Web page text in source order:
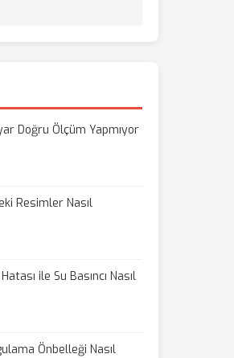
Doğru Ölçüm Yapmıyor
Resimler Nasıl
ile Su Basıncı Nasıl
Önbelleği Nasıl